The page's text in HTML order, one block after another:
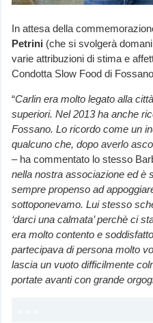
In attesa della
Petrini (che si svolgerà
varie attribuzioni di stima e
Condotta Slow Food di Fossano
“Carlin era molto legato alla
superiori. Nel 2013 ha anche
Fossano. Lo ricordo come un
qualcuno che, dopo averlo
– ha commentato lo stesso
nella nostra associazione ed è
sempre propenso ad
sottoponevamo. Lui stesso
‘darci una calmata’ perchè ci
era molto contento e
partecipava di persona molto
lascia un vuoto difficilmente
portate avanti con grande